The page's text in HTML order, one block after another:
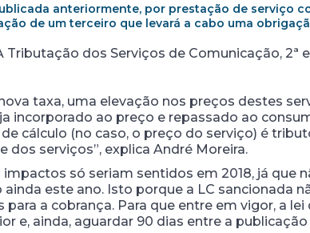
anteriormente, por prestação de serviço
de um terceiro que levará a cabo uma
Tributação dos Serviços de Comunicação, 2ª
taxa, uma elevação nos preços destes
incorporado ao preço e repassado ao
cálculo (no caso, o preço do serviço) é
dos serviços”, explica André Moreira.
só seriam sentidos em 2018, já que
este ano. Isto porque a LC sancionada
a cobrança. Para que entre em vigor, a
e, ainda, aguardar 90 dias entre a publicação